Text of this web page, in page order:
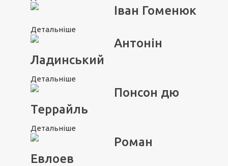
Іван Гоменюк
Детальніше
Антонін
Ладинський
Детальніше
Понсон дю
Террайль
Детальніше
Роман
Евлоев